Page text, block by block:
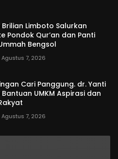
Brilian Limboto Salurkan
Pondok Qur’an dan Panti
Bengsol
Agustus 7, 2026
Cari Panggung. dr. Yanti
UMKM Aspirasi dan
Agustus 7, 2026